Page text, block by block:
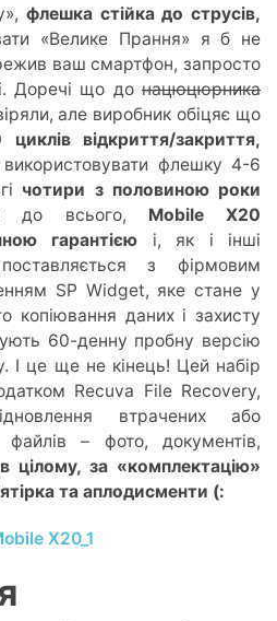
флешка стійка до струсів,
«Велике Прання» я б не
ваш смартфон, запросто
Доречі що до нацюцюрника
але виробник обіцяє що
відкриття/закриття,
флешку 4-6
чотири з половиною роки
до всього, Mobile X20
гарантією і, як і інші
з фірмовим
SP Widget, яке стане у
копіювання даних і захисту
60-денну пробну версію
І це ще не кінець! Цей набір
Recuva File Recovery,
втрачених або
– фото, документів,
цілому, за «комплектацію»
та аплодисменти (: